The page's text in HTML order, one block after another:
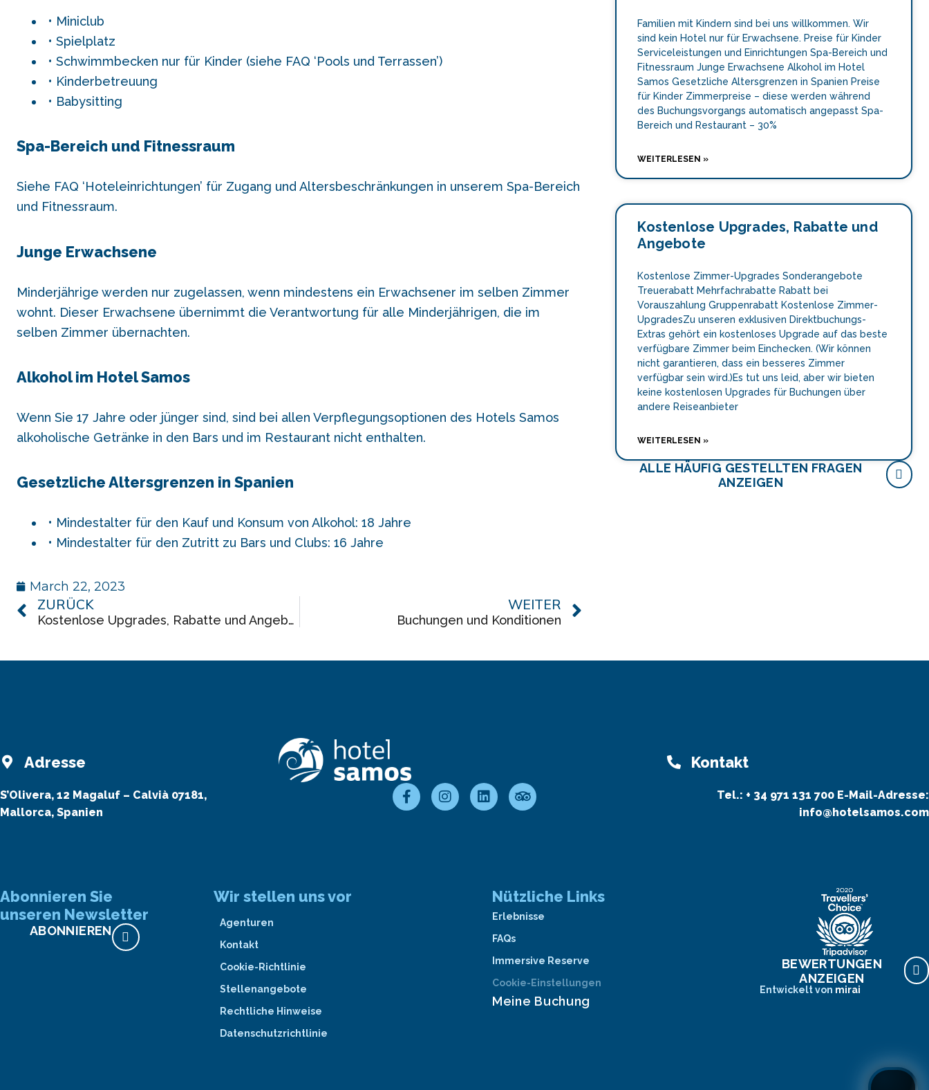
Miniclub
Spielplatz
Schwimmbecken nur für Kinder (siehe FAQ ‘Pools und Terrassen’)
Kinderbetreuung
Babysitting
Spa-Bereich und Fitnessraum
Siehe FAQ ‘Hoteleinrichtungen’ für Zugang und Altersbeschränkungen in unserem Spa-Bereich
und Fitnessraum.
Junge Erwachsene
Minderjährige werden nur zugelassen, wenn mindestens ein Erwachsener im selben Zimmer
wohnt. Dieser Erwachsene übernimmt die Verantwortung für alle Minderjährigen, die im
selben Zimmer übernachten.
Alkohol im Hotel Samos
Wenn Sie 17 Jahre oder jünger sind, sind bei allenVerpflegungsoptionen des Hotels Samos
alkoholische Getränke in den Bars und im Restaurant nicht enthalten.
Gesetzliche Altersgrenzen in Spanien
Mindestalter für den Kauf und Konsum von Alkohol: 18 Jahre
Mindestalter für den Zutritt zu Bars und Clubs: 16 Jahre
March 22, 2023
ZURÜCK
Kostenlose Upgrades, Rabatte und Angebote
WEITER
Buchungen und Konditionen
Familien mit Kindern sind bei uns willkommen. Wir
sind kein Hotel nur für Erwachsene. Preise für Kinder
Serviceleistungen und Einrichtungen Spa-Bereich und
Fitnessraum Junge Erwachsene Alkohol im Hotel
Samos Gesetzliche Altersgrenzen in Spanien Preise
für Kinder Zimmerpreise – diese werden während
des Buchungsvorgangs automatisch angepasst Spa-
Bereich und Restaurant – 30%
WEITERLESEN »
Kostenlose Upgrades, Rabatte und
Angebote
Kostenlose Zimmer-Upgrades Sonderangebote
Treuerabatt Mehrfachrabatte Rabatt bei
Vorauszahlung Gruppenrabatt Kostenlose Zimmer-
UpgradesZu unseren exklusiven Direktbuchungs-
Extras gehört ein kostenloses Upgrade auf das beste
verfügbare Zimmer beim Einchecken. (Wir können
nicht garantieren, dass ein besseres Zimmer
verfügbar sein wird.)Es tut uns leid, aber wir bieten
keine kostenlosen Upgrades für Buchungen über
andere Reiseanbieter
WEITERLESEN »
ALLE HÄUFIG GESTELLTEN FRAGEN
ANZEIGEN
Adresse
S’Olivera, 12 Magaluf – Calvià 07181,
Mallorca, Spanien
Kontakt
Tel.: + 34 971 131 700E-Mail-Adresse:
info@hotelsamos.com
Abonnieren Sie
unseren Newsletter
ABONNIEREN
Wir stellen uns vor
Agenturen
Kontakt
Cookie-Richtlinie
Stellenangebote
Rechtliche Hinweise
Datenschutzrichtlinie
Nützliche Links
Erlebnisse
FAQs
Immersive Reserve
Cookie-Einstellungen
Meine Buchung
BEWERTUNGEN
ANZEIGEN
Entwickelt von mirai